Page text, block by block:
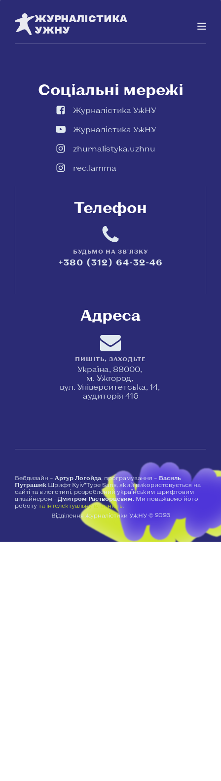
ЖУРНАЛІСТИКА
УЖНУ
Соціальні мережі
Журналістика УжНУ
Журналістика УжНУ
zhurnalistyka.uzhnu
rec.lamma
Телефон
БУДЬМО НА ЗВ'ЯЗКУ
+380 (312) 64-32-46
Адреса
ПИШІТЬ, ЗАХОДЬТЕ
Україна, 88000,
м. Ужгород,
вул. Університетська, 14,
аудиторія 416
Вебдизайн – Артур Логойда, програмування – Василь
Путрашик Шрифт Kyiv*Type Sans, який використовується на
сайті та в логотипі, розроблений українським шрифтовим
дизайнером - Дмитром Растворцевим. Ми поважаємо його
роботу та інтелектуальну власність.
Відділення журналістики УжНУ © 2026